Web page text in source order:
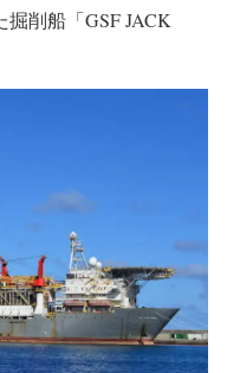
掘削船「GSF JACK